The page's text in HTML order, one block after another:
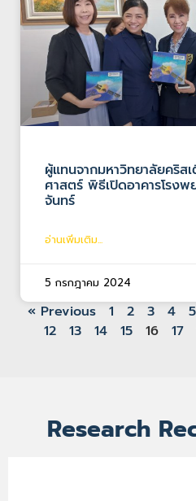
ผู้แทนจากมหาวิทยาลัยคริส
ศาสตร์ พิธีเปิดอาคารโรง
จันทร์
อ่านเพิ่มเติม...
5 กรกฎาคม 2024
« Previous 1 2 3 4 5
12
13 14 15 16 17
Research